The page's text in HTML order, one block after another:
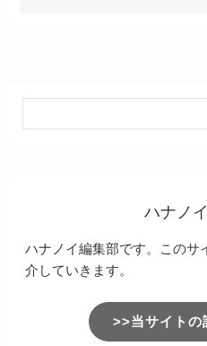
ハナノ
ハナノイ編集部です。このサ
介していきます。
>>当サイトの